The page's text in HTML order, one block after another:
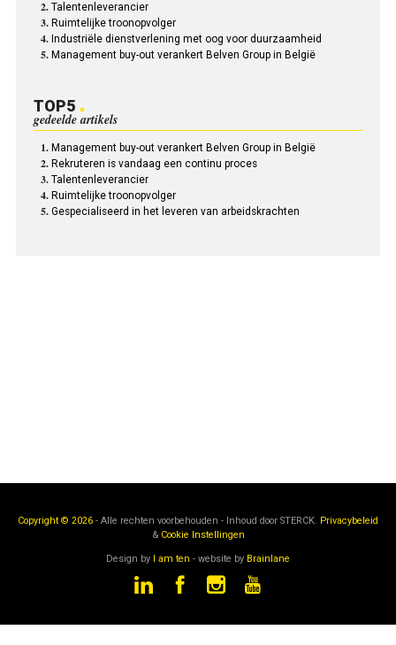
Talentenleverancier
Ruimtelijke troonopvolger
Industriële dienstverlening met oog voor duurzaamheid
Management buy-out verankert Belven Group in België
TOP5
gedeelde artikels
Management buy-out verankert Belven Group in België
Rekruteren is vandaag een continu proces
Talentenleverancier
Ruimtelijke troonopvolger
Gespecialiseerd in het leveren van arbeidskrachten
Copyright © 2026 - Alle rechten voorbehouden - Inhoud door STERCK. Privacybeleid
& Cookie Instellingen
Design by I am ten - website by Brainlane